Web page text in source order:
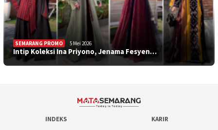
SEMARANG PROMO 5 Mei 2026
Intip Koleksi Ina Priyono, Jenama Fesyen…
INDEKS
KARIR